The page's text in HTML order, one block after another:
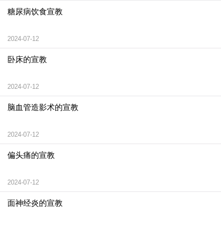
糖尿病饮食宣教
2024-07-12
卧床的宣教
2024-07-12
脑血管造影术的宣教
2024-07-12
偏头痛的宣教
2024-07-12
面神经炎的宣教